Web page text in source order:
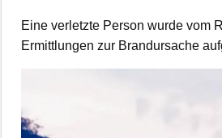
Eine verletzte Person wurde vom
Ermittlungen zur Brandursache